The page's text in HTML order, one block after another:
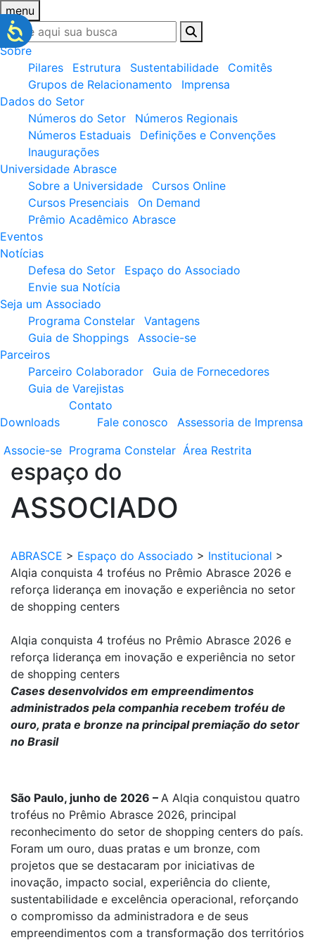
menu
Sobre
Pilares
Estrutura Sustentabilidade
Comitês
Grupos de Relacionamento
Imprensa
Dados do Setor
Números do Setor
Números Regionais
Números Estaduais
Definições e Convenções
Inaugurações
Universidade Abrasce
Sobre a Universidade
Cursos Online
Cursos Presenciais
On Demand
Prêmio Acadêmico Abrasce
Eventos
Notícias
Defesa do Setor
Espaço do Associado
Envie sua Notícia
Seja um Associado
Programa Constelar
Vantagens
Guia de Shoppings
Associe-se
Parceiros
Parceiro Colaborador
Guia de Fornecedores
Guia de Varejistas
Downloads
Contato
Fale conosco
Assessoria de Imprensa
Associe-se Programa Constelar Área Restrita
espaço do
ASSOCIADO
ABRASCE > Espaço do Associado > Institucional >
Alqia conquista 4 troféus no Prêmio Abrasce 2026 e
reforça liderança em inovação e experiência no setor
de shopping centers
Alqia conquista 4 troféus no Prêmio Abrasce 2026 e
reforça liderança em inovação e experiência no setor
de shopping centers
Cases desenvolvidos em empreendimentos
administrados pela companhia recebem troféu de
ouro, prata e bronze na principal premiação do setor
no Brasil
São Paulo, junho de 2026 – A Alqia conquistou quatro
troféus no Prêmio Abrasce 2026, principal
reconhecimento do setor de shopping centers do país.
Foram um ouro, duas pratas e um bronze, com
projetos que se destacaram por iniciativas de
inovação, impacto social, experiência do cliente,
sustentabilidade e excelência operacional, reforçando
o compromisso da administradora e de seus
empreendimentos com a transformação dos territórios